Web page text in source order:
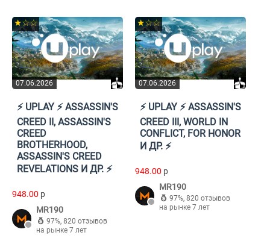
07.06.2026
★☆☆
⚡️ UPLAY ⚡️ ASSASSIN'S
CREED II, ASSASSIN'S
CREED
BROTHERHOOD,
ASSASSIN'S CREED
REVELATIONS И ДР. ⚡️
948.00 p
MR190
97%, 820 отзывов
на рынке 7 лет
07.06.2026
★☆☆
⚡️ UPLAY ⚡️ ASSASSIN'S
CREED III, WORLD IN
CONFLICT, FOR HONOR
И ДР. ⚡️
948.00 p
MR190
97%, 820 отзывов
на рынке 7 лет